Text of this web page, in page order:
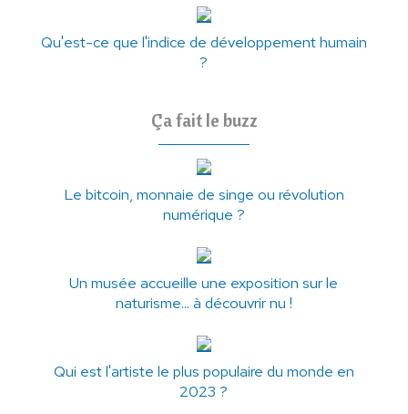
Qu'est-ce que l'indice de développement humain
?
Ça fait le buzz
Le bitcoin, monnaie de singe ou révolution
numérique ?
Un musée accueille une exposition sur le
naturisme... à découvrir nu !
Qui est l'artiste le plus populaire du monde en
2023 ?